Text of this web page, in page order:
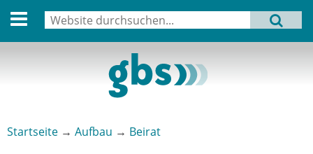
English version
MENU
Startseite → Aufbau → Beirat
Suchformular
Suche